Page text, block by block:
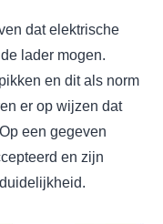
dat elektrische
lader mogen.
en dit als norm
er op wijzen dat
een gegeven
en zijn